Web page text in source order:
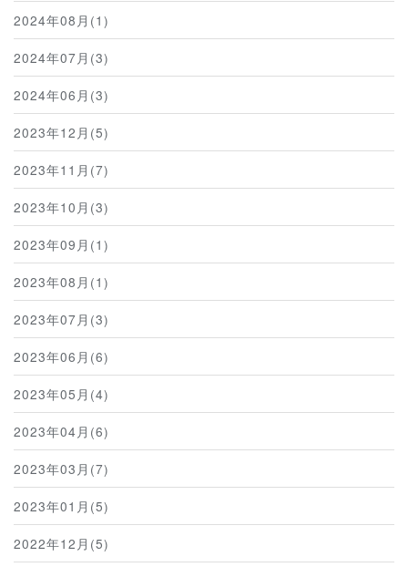
2024年08月(1)
2024年07月(3)
2024年06月(3)
2023年12月(5)
2023年11月(7)
2023年10月(3)
2023年09月(1)
2023年08月(1)
2023年07月(3)
2023年06月(6)
2023年05月(4)
2023年04月(6)
2023年03月(7)
2023年01月(5)
2022年12月(5)